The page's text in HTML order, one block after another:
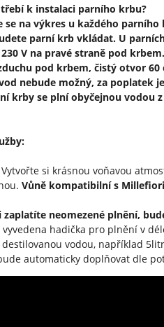
k instalaci parního krbu?
se na výkres u každého
parní krb vkládat. U
V na pravé straně pod krbem.
pod krbem, čistý otvor 60
nebude možný, za poplatek
krby se plní obyčejnou vodou
Vytvořte si krásnou voňavou
Vůně kompatibilní s
zaplatíte neomezené plnění,
hadička pro plnění v
destilovanou vodou, například
automaticky doplňovat dle